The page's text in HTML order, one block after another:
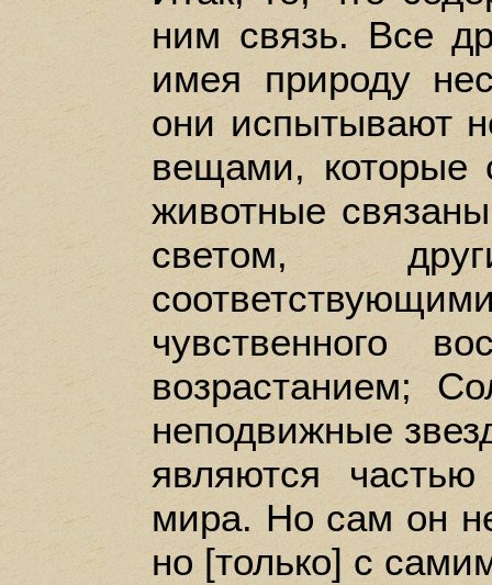
ним связь. Все
имея природу
они испытывают
вещами, которые
животные
светом,
чувственного
возрастанием;
неподвижные
являются
мира. Но сам он
но [только] с